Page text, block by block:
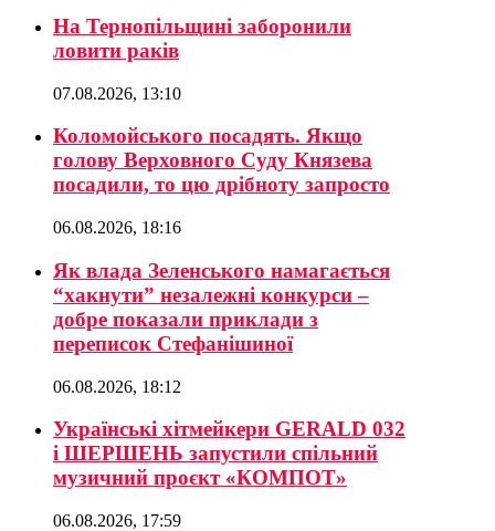
На Тернопільщині заборонили
ловити раків
07.08.2026, 13:10
Коломойського посадять. Якщо
голову Верховного Суду Князева
посадили, то цю дрібноту запросто
06.08.2026, 18:16
Як влада Зеленського намагається
“хакнути” незалежні конкурси –
добре показали приклади з
переписок Стефанішиної
06.08.2026, 18:12
Українські хітмейкери GERALD 032
і ШЕРШЕНЬ запустили спільний
музичний проєкт «КОМПОТ»
06.08.2026, 17:59